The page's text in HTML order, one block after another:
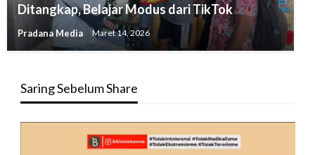
Ditangkap, Belajar Modus dari TikTok
Pradana Media Maret 14, 2026
Saring Sebelum Share